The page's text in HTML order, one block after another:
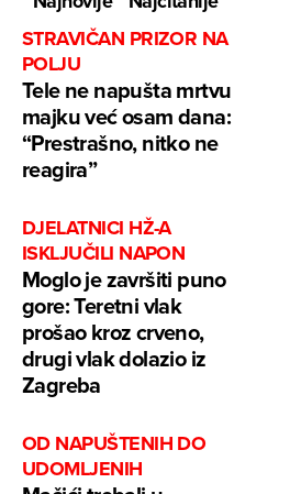
STRAVIČAN PRIZOR NA
POLJU
Tele ne napušta mrtvu
majku već osam dana:
“Prestrašno, nitko ne
reagira”
DJELATNICI HŽ-A
ISKLJUČILI NAPON
Moglo je završiti puno
gore: Teretni vlak
prošao kroz crveno,
drugi vlak dolazio iz
Zagreba
OD NAPUŠTENIH DO
UDOMLJENIH